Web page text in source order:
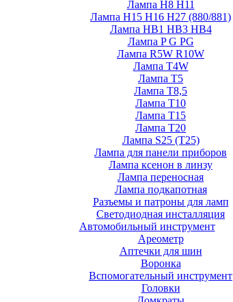
Лампа H8 H11
Лампа H15 H16 H27 (880/881)
Лампа HB1 HB3 HB4
Лампа P G PG
Лампа R5W R10W
Лампа T4W
Лампа T5
Лампа T8,5
Лампа T10
Лампа T15
Лампа T20
Лампа S25 (T25)
Лампа для панели приборов
Лампа ксенон в линзу
Лампа переносная
Лампа подкапотная
Разъемы и патроны для ламп
Светодиодная инсталляция
Автомобильный инструмент
Ареометр
Аптечки для шин
Воронка
Вспомогательный инструмент
Головки